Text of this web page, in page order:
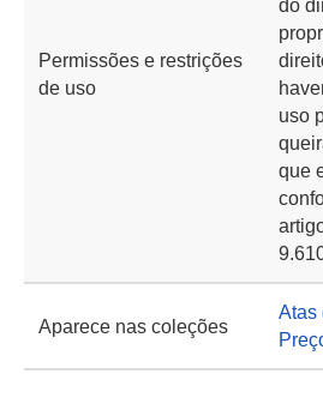
Permissões e restrições
de uso
do
uso
que
Aparece nas coleções
Atas